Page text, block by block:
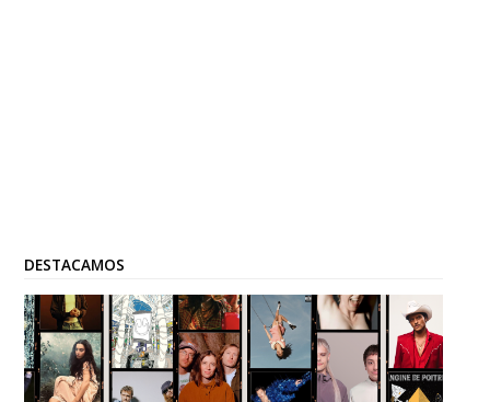
DESTACAMOS